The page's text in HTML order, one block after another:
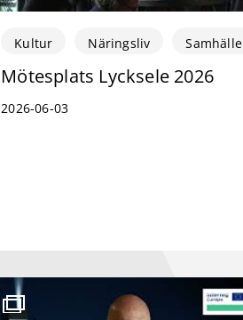
Kultur Näringsliv Samhälle
Mötesplats Lycksele 2026
2026-06-03